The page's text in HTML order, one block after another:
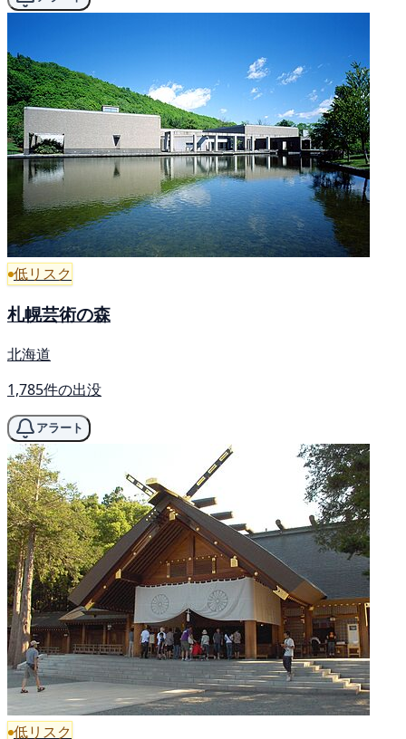
低リスク
札幌芸術の森
北海道
1,785件の出没
アラート
低リスク